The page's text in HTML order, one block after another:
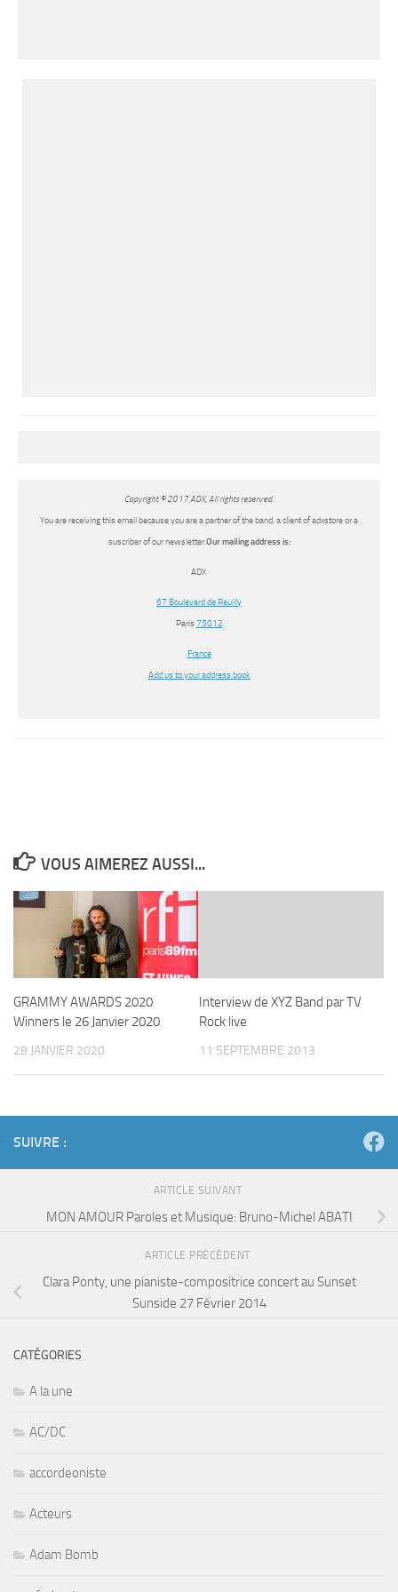
Copyright © 2017 ADX, All rights reserved.
You are receiving this email because you are a partner of the band, a client of adxstore or a
suscriber of our newsletter.Our mailing address is:
ADX
67 Boulevard de Reuilly
Paris 75012
France
Add us to your address book
VOUS AIMEREZ AUSSI...
GRAMMY AWARDS 2020
Winners le 26 Janvier 2020
28 JANVIER 2020
Interview de XYZ Band par TV
Rock live
11 SEPTEMBRE 2013
SUIVRE :
ARTICLE SUIVANT
MON AMOUR Paroles et Musique: Bruno-Michel ABATI
ARTICLE PRÉCÉDENT
Clara Ponty, une pianiste-compositrice concert au Sunset
Sunside 27 Février 2014
CATÉGORIES
A la une
AC/DC
accordeoniste
Acteurs
Adam Bomb